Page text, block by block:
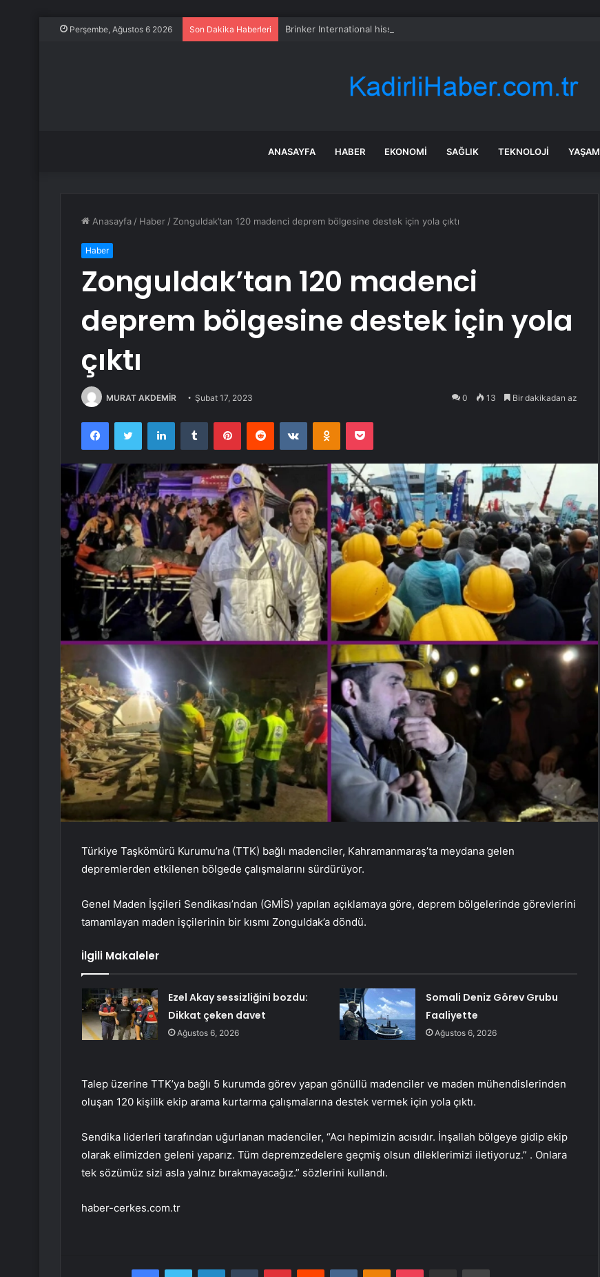
Perşembe, Ağustos 6 2026 Son Dakika Haberleri Brinker International hissesi 12 Ağustos’ta yüzde 6,6 hareket edebilir
ANASAYFA HABER EKONOMI SAĞLIK TEKNOLOJI YAŞAM
Anasayfa / Haber / Zonguldak’tan 120 madenci deprem bölgesine destek için yola çıktı
Haber
Zonguldak’tan 120 madenci
deprem bölgesine destek için yola
çıktı
MURAT AKDEMİR Şubat 17, 2023 0 13 Bir dakikadan az
FacebookTwitter LinkedInTumblr PinterestReddit VKontakteOdnoklassniki
Pocket
Türkiye Taşkömürü Kurumu’na (TTK) bağlı madenciler, Kahramanmaraş’ta meydana gelen
depremlerden etkilenen bölgede çalışmalarını sürdürüyor.
Genel Maden İşçileri Sendikası’ndan (GMİS) yapılan açıklamaya göre, deprem bölgelerinde görevlerini
tamamlayan maden işçilerinin bir kısmı Zonguldak’a döndü.
İlgili Makaleler
Ezel Akay sessizliğini bozdu:
Dikkat çeken davet
Ağustos 6, 2026
Somali Deniz Görev Grubu
Faaliyette
Ağustos 6, 2026
Talep üzerine TTK’ya bağlı 5 kurumda görev yapan gönüllü madenciler ve maden mühendislerinden
oluşan 120 kişilik ekip arama kurtarma çalışmalarına destek vermek için yola çıktı.
Sendika liderleri tarafından uğurlanan madenciler, “Acı hepimizin acısıdır. İnşallah bölgeye gidip ekip
olarak elimizden geleni yaparız. Tüm depremzedelere geçmiş olsun dileklerimizi iletiyoruz.” . Onlara
tek sözümüz sizi asla yalnız bırakmayacağız.” sözlerini kullandı.
haber-cerkes.com.tr
FacebookTwitter LinkedInTumblr PinterestReddit VKontakteOdnoklassniki
Pocket E-Posta ile paylaş Yazdır